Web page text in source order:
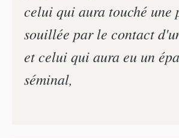
celui qui aura touché une
souillée par le contact
et celui qui aura eu un
séminal,